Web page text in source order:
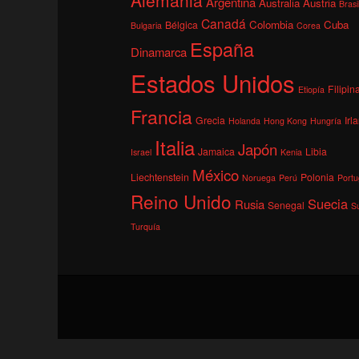
Brasil
Bulgaria Bélgica Canadá Colombia Corea Cuba
Dinamarca España
Estados Unidos Etiopía
Francia Grecia Holanda Hong Kong Hungría
Israel Italia Jamaica Japón Kenia Libia
Liechtenstein México Noruega Perú Polonia
Reino Unido Rusia Senegal Suecia
Turquía